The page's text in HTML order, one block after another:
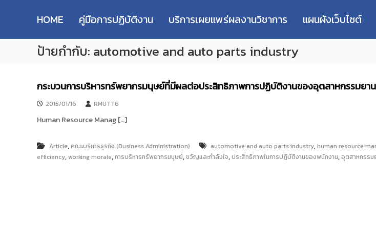
p
M
T
T
e
s
e
a
c
h
ห
วิ
ท
ย
ค
น
โ
HOME คู่มือการปฏิบัติงาน บริการเผยแพร่ผลงานวิชาการ แผนผังเว็บไซต์
ป้ายกำกับ: automotive and auto parts industry
กระบวนการบริหารทรัพยากรมนุษย์ที่มีผลต่อประสิทธิภาพการปฏิบัติงานของอุตสาหกรรมยา
2015/01/16 RMUTT6
Human Resource Manag […]
Article,คณะบริหารธุรกิจ (Business Administration) automotive and auto parts industry,human resource
efficiency,working morale,การบริหารทรัพยากรมนุษย์,ขวัญและกำลังใจ,ประสิทธิภาพในการปฏิบัติงานของพนักงาน,อุตสาหกรรม